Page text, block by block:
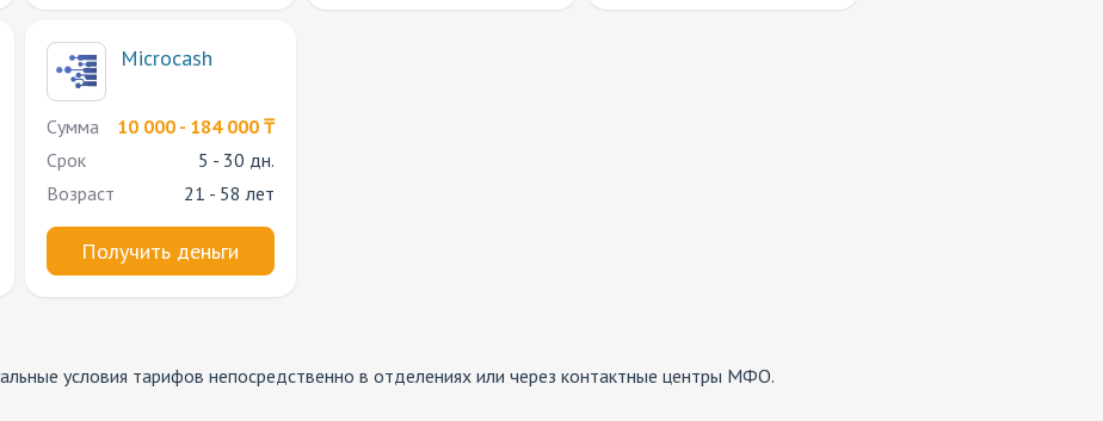
Microcash
Сумма
10 000 - 184 000 ₸
Срок
5 - 30 дн.
Возраст
21 - 58 лет
Получить деньги
условия тарифов непосредственно в отделениях или через контактные центры МФО.